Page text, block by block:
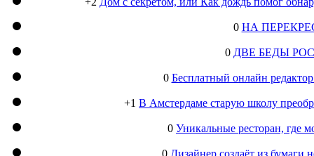
0 НА
0 ДВЕ БЕДЫ
0 Бесплатный онлайн
+1 В Амстердаме старую школу
0 Уникальные ресторан, где
0 Дизайнер создаёт из